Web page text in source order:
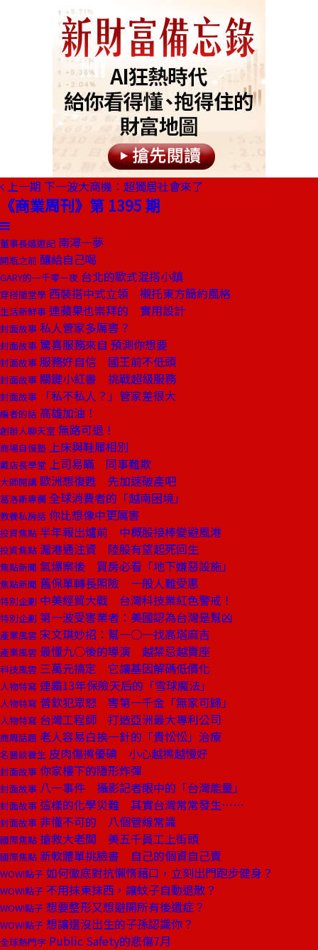
上一期 下一波大商機：超獨居社會來了
《商業周刊》第 1395 期
董事長嬉遊記 南潯一夢
開瓶之前 釀給自己喝
GARY的一千零一夜 台北的歐式混搭小鎮
穿搭隨堂學 西裝搭中式立領 襯托東方簡約風格
生活新鮮事 連蘋果也崇拜的 實用設計
封面故事 私人管家多厲害？
封面故事 驚喜服務來自 預測你想要
封面故事 服務好自信 國王前不低頭
封面故事 關鍵小紅書 挑戰超級服務
封面故事 「私不私人？」管家差很大
編者的話 高雄加油！
創辦人聊天室 無路可退！
商場自慢塾 上床與鞋履相別
戴店長學堂 上司易瞞 同事難欺
大師開講 歐洲想復甦 先加速破產吧
葛洛斯專欄 全球消費者的「越南困境」
教養私房話 你比想像中更厲害
投資焦點 半年報出爐前 中概股接棒變避風港
投資焦點 滬港通注資 陸股有望起死回生
焦點新聞 氣爆案後 買房必看「地下嫌惡設施」
焦點新聞 舊保單轉長照險 一般人難受惠
特別企劃 中美經貿大戰 台灣科技業紅色警戒！
特別企劃 第一波受害業者：美國認為台灣是幫凶
產業風雲 宋文琪妙招：幫一○一找高塔麻吉
產業風雲 最懂九○後的導演 越禁忌越賣座
科技風雲 三萬元搞定 它讓基因解碼低價化
人物特寫 連霸13年保險天后的「雪球魔法」
人物特寫 普欽犯眾怒 害第一千金「無家可歸」
人物特寫 台灣工程師 打造亞洲最大專利公司
商周話題 老人容易白挨一針的「貴忪忪」治療
名醫談養生 皮肉傷擦優碘 小心越擦越慢好
封面故事 你家樓下的隱形炸彈
封面故事 八一事件 攝影記者眼中的「台灣能量」
封面故事 這樣的化學災難 其實台灣常常發生……
封面故事 非懂不可的 八個管線常識
國際焦點 搶救大老闆 美五千員工上街頭
國際焦點 新軟體單挑臉書 自己的個資自己賣
WOW!點子 如何徹底對抗懶惰藉口，立刻出門跑步健身？
WOW!點子 不用抹東抹西，讓蚊子自動退散？
WOW!點子 想要整形又想避開所有後遺症？
WOW!點子 想讓還沒出生的子孫認識你？
全球熱門字 Public Safety的悲傷7月